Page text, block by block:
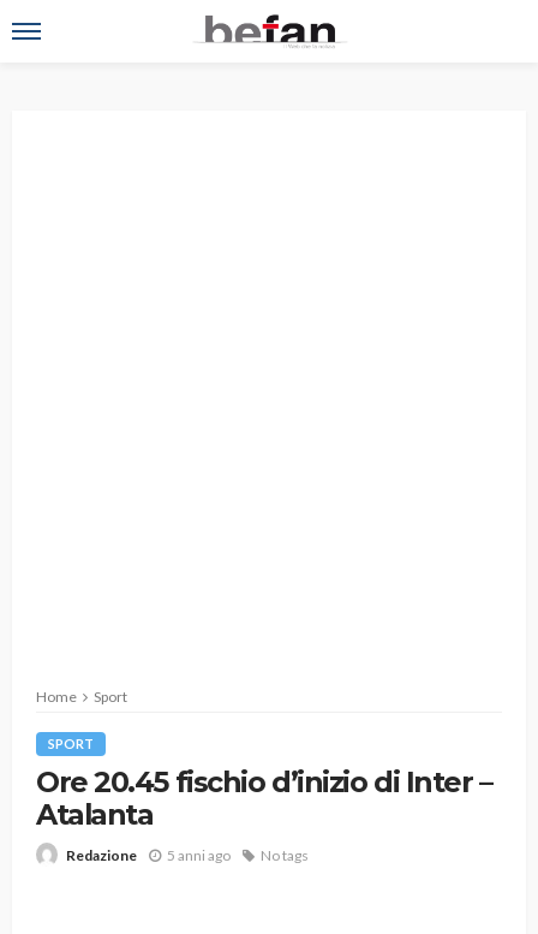
Home Sport
SPORT
Ore 20.45 fischio d’inizio di Inter –
Atalanta
Redazione 5 anni ago No tags